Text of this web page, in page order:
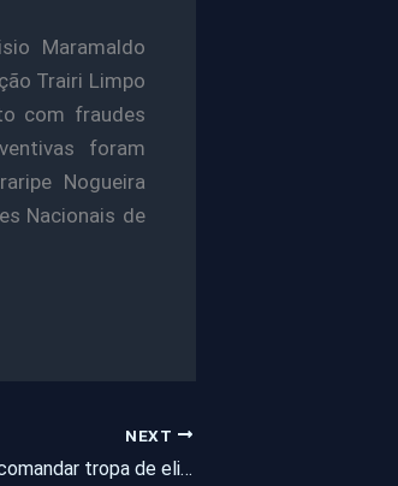
Maramaldo
Trairi Limpo
com fraudes
foram
Nogueira
Nacionais de
NEXT
1ª mulher a comandar tropa de elite venceu Bope ‘sem pedir para sair’